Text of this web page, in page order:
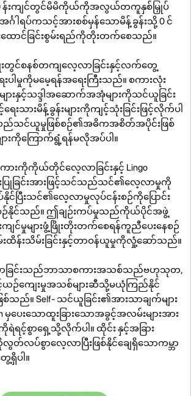
န်းကျင်တွင်မိမိကိုယ်ကိုအလွယ်တကူနှစ်မြှုပ်
ဂါရပ်ကသင့်အားစစ်မှန်သောမိန့်ခွန်းသို့ 0 င်
ထောင်ခြင်းစွမ်းရည်ကိုတိုးတက်စေသည်။
းတွင်စနစ်တကျလေ့လာခြင်းနှင့်လက်တွေ့
ပါမှုကိုမမေ့ရန်အရေးကြီးသည်။ စကားလုံး
ျားနှင့်သဒ္ဒါအဆောက်အအုံများကိုသင်ယူခြင်း
ေးသားမိန့်ခွန်းများကိုကျင့်သုံးခြင်းဖြင့်လိုက်ပါ
သင်ယူမှုဖြစ်စဉ်၏အဓိကအစိတ်အပိုင်းဖြစ်
ားကိုကြောက်ရွံ့ရန်မလိုအပ်ပါ။
ားကိုကိုယ်တိုင်လေ့လာခြင်းနှင့် Lingo
ပြုခြင်းအားဖြင့်သင်သည်သင်၏လေ့လာမှုကို
င်ပြီးသင်၏လေ့လာမှုလုပ်ငန်းစဉ်ကိုပြောင်း
ဉ်နိုင်သည်။ ဤချဉ်းကပ်မှုသည်ကိုယ်ပိုင်အဖွဲ့
ျင်မှုများဖွံ့ဖြိုးတိုးတက်စေရန်ကူညီပေးနေစဉ်
န်းသိမ်းခြင်းနှင့်တာဝန်ယူမှုကိုလှုံ့ဆော်သည်။
ခြင်းသည်ဘာသာစကားအသစ်သည်ဗဟုသုတ,
ယဉ်ကျေးမှုအသစ်များဆီသို့မယုံကြည်နိုင်
သည်။ Self- သင်ယူခြင်း၏အားသာချက်များ
မှပေးသောထူးခြားသောအခွင့်အလမ်းများအား
ကိုရဲရင့်စွာရှေ့သို့လိုက်ပါ။ ထိုင်း နှင့်အခြား
တ်လပ်စွာလေ့လာပြီးဖြစ်နိုင်ချေရှိသောကမ္ဘာ
ရှိပါ။